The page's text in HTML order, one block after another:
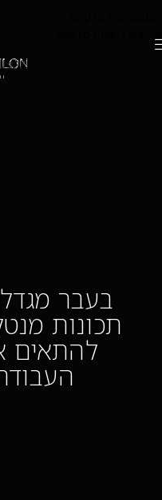
בעבר
תכונות
להתאים